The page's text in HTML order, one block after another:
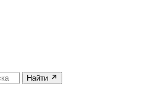
Найти